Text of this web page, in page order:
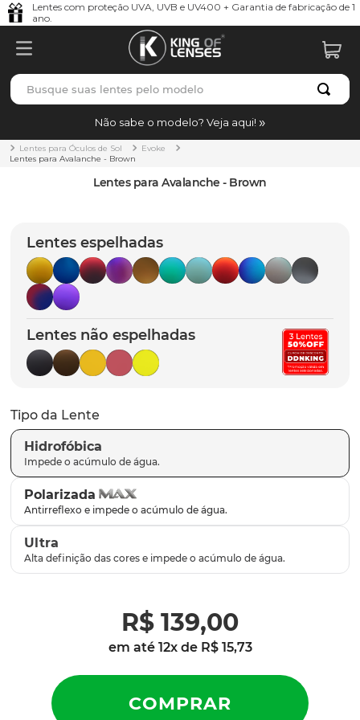
Lentes com proteção UVA, UVB e UV400 + Garantia de fabricação de 1
ano.
Busque suas lentes pelo modelo
Não sabe o modelo? Veja aqui!
Lentes para Óculos de Sol
Evoke
Lentes para Avalanche - Brown
Lentes para Avalanche - Brown
Lentes espelhadas
Lentes não espelhadas
Tipo da Lente
Hidrofóbica
Polarizada
Ultra
R$ 139,00
em até 12x de R$ 15,73
TERMOS MAIS BUSCADOS
1º borrachas
holbrook
5º chaves
6º t-shock
7º gasket
8º parafusos
9º latch